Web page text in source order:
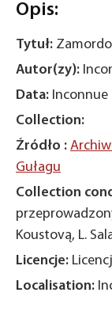
Opis:
Tytuł:
Autor(zy):
Data: Inconnue
Collection:
Źródło :
Gułagu
Collection
Koustovą, L.
Licencje:
Localisation: